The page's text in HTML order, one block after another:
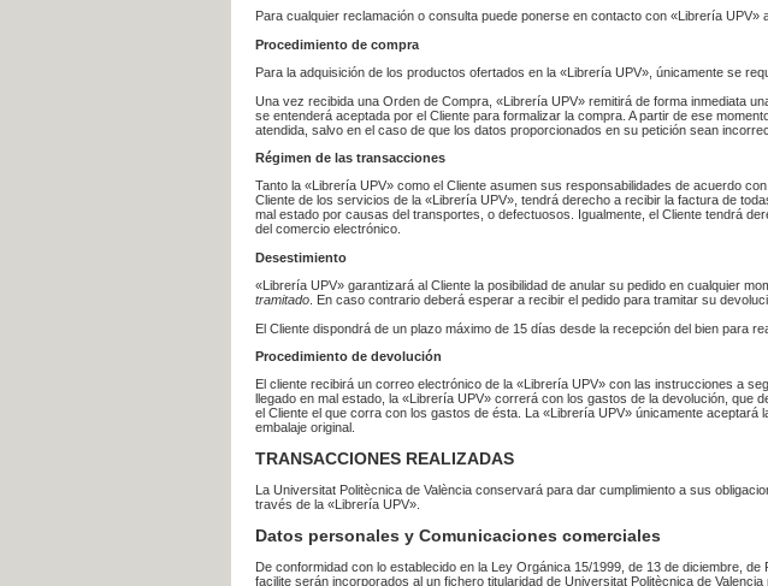
Para cualquier reclamación o consulta puede ponerse en contacto con «Librería UPV»
Procedimiento de compra
Para la adquisición de los productos ofertados en la «Librería UPV», únicamente se
Una vez recibida una Orden de Compra, «Librería UPV» remitirá de forma inmediata
se entenderá aceptada por el Cliente para formalizar la compra. A partir de ese
atendida, salvo en el caso de que los datos proporcionados en su petición sean
Régimen de las transacciones
Tanto la «Librería UPV» como el Cliente asumen sus responsabilidades de acuerdo
Cliente de los servicios de la «Librería UPV», tendrá derecho a recibir la factura de
mal estado por causas del transportes, o defectuosos. Igualmente, el Cliente tendrá
del comercio electrónico.
Desestimiento
«Librería UPV» garantizará al Cliente la posibilidad de anular su pedido en cualquier
tramitado . En caso contrario deberá esperar a recibir el pedido para tramitar su
El Cliente dispondrá de un plazo máximo de 15 días desde la recepción del bien para
Procedimiento de devolución
El cliente recibirá un correo electrónico de la «Librería UPV» con las instrucciones a
llegado en mal estado, la «Librería UPV» correrá con los gastos de la devolución,
el Cliente el que corra con los gastos de ésta. La «Librería UPV» únicamente
embalaje original.
TRANSACCIONES REALIZADAS
La Universitat Politècnica de València conservará para dar cumplimiento a sus
través de la «Librería UPV».
Datos personales y Comunicaciones comerciales
De conformidad con lo establecido en la Ley Orgánica 15/1999, de 13 de diciembre,
facilite serán incorporados al un fichero titularidad de Universitat Politècnica de